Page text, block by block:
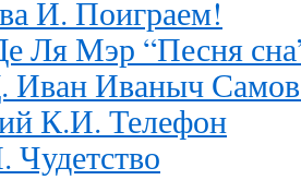
И. Поиграем!
Ля Мэр “Песня
Иван Иваныч
К.И. Телефон